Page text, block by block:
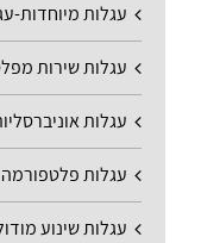
עגלות מיוחדות-
עגלות שירות
עגלות
עגלות פלטפורמה
עגלות שינוע